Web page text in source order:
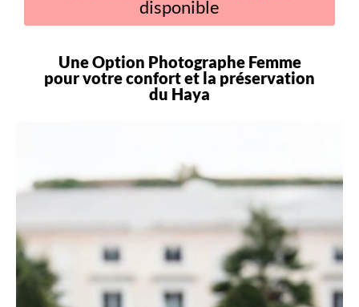
disponible
Une Option Photographe Femme
pour votreconfortet la préservation
du Haya